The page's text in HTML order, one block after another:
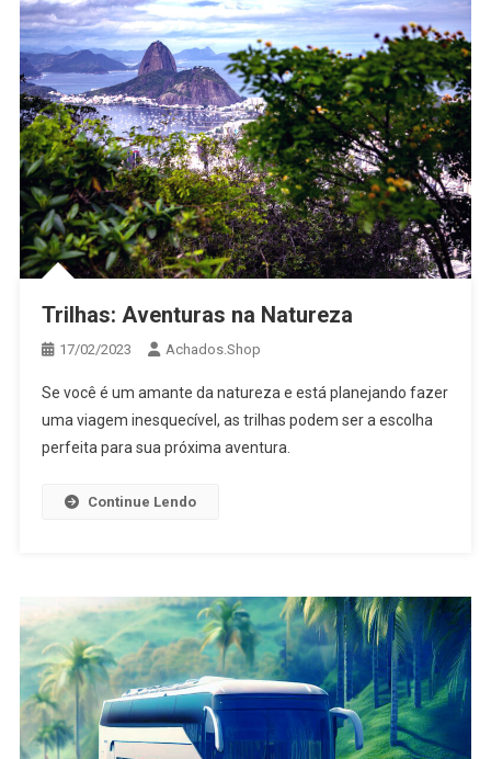
Trilhas: Aventuras na Natureza
17/02/2023 Achados.Shop
Se você é um amante da natureza e está planejando fazer
uma viagem inesquecível, as trilhas podem ser a escolha
perfeita para sua próxima aventura.
Continue Lendo